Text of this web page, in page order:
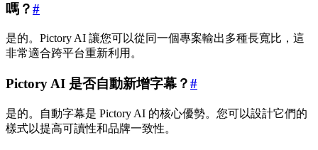
嗎？#
是的。Pictory AI 讓您可以從同一個專案輸出多種長寬比，這
非常適合跨平台重新利用。
Pictory AI 是否自動新增字幕？#
是的。自動字幕是 Pictory AI 的核心優勢。您可以設計它們的
樣式以提高可讀性和品牌一致性。